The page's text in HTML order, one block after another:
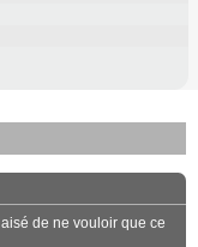
de ne vouloir que ce